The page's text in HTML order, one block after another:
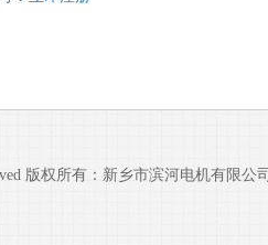
版权所有：新乡市滨河电机有限公